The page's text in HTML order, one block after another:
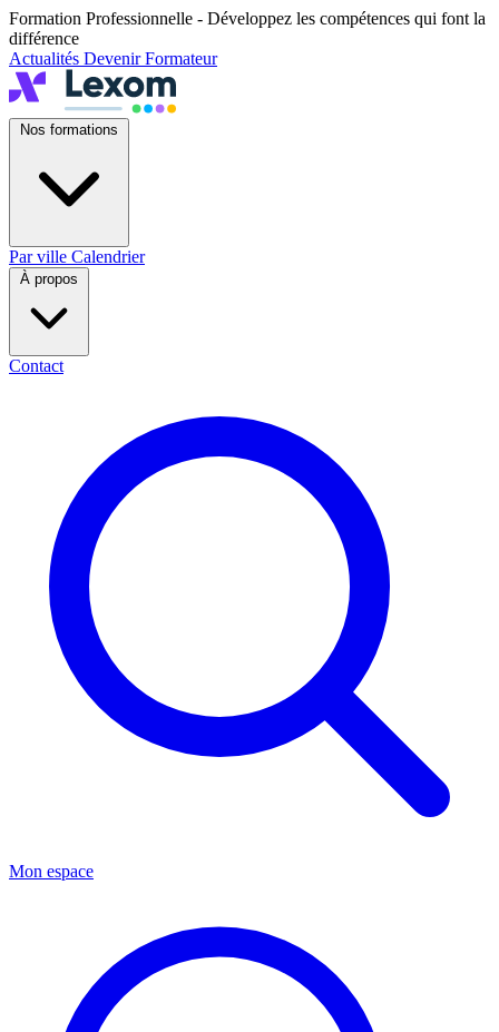
Formation Professionnelle - Développez les compétences qui font la
différence
Actualités Devenir Formateur
Nos formations
Par ville Calendrier
À propos
Contact
Mon espace